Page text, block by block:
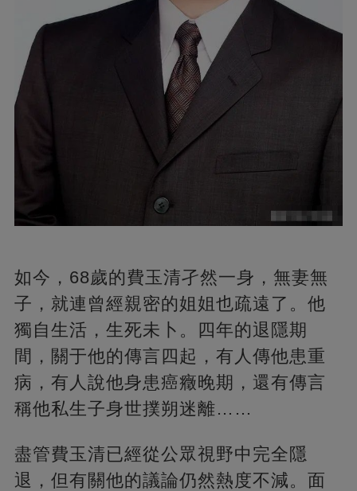
如今，68歲的費玉清孑然一身，無妻無
子，就連曾經親密的姐姐也疏遠了。他
獨自生活，生死未卜。四年的退隱期
間，關于他的傳言四起，有人傳他患重
病，有人說他身患癌癥晚期，還有傳言
稱他私生子身世撲朔迷離……
盡管費玉清已經從公眾視野中完全隱
退，但有關他的議論仍然熱度不減。面